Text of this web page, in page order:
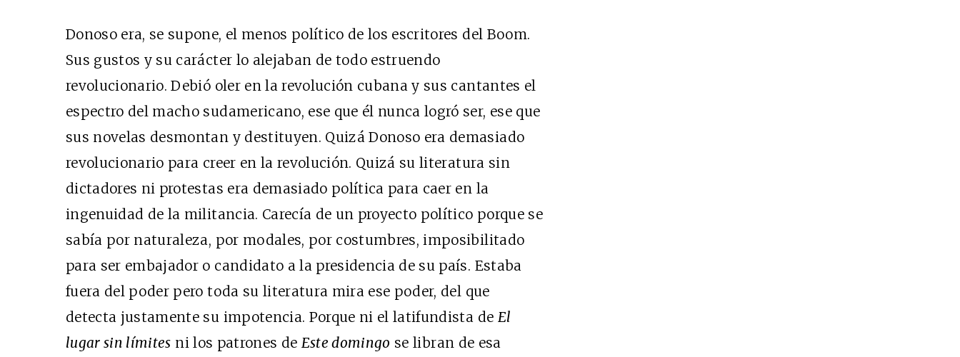
Donoso era, se supone, el menos político de los escritores del Boom.
Sus gustos y su carácter lo alejaban de todo estruendo
revolucionario. Debió oler en la revolución cubana y sus cantantes el
espectro del macho sudamericano, ese que él nunca logró ser, ese que
sus novelas desmontan y destituyen. Quizá Donoso era demasiado
revolucionario para creer en la revolución. Quizá su literatura sin
dictadores ni protestas era demasiado política para caer en la
ingenuidad de la militancia. Carecía de un proyecto político porque se
sabía por naturaleza, por modales, por costumbres, imposibilitado
para ser embajador o candidato a la presidencia de su país. Estaba
fuera del poder pero toda su literatura mira ese poder, del que
detecta justamente su impotencia. Porque ni el latifundista de El
lugar sin límites ni los patrones de Este domingo se libran de esa